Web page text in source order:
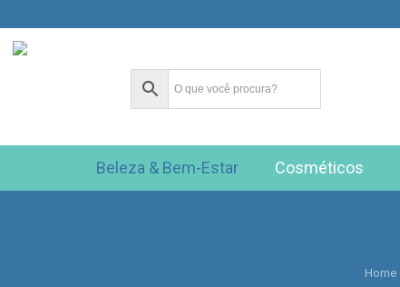
Beleza & Bem-Estar Cosméticos
Home